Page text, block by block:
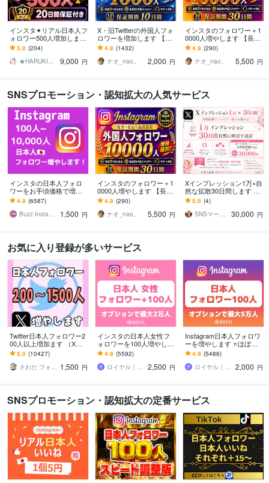
インスタ✦リアル日本人フ
ォロワー500人増加します
超特価！Instagram✦100
人から対応可◎｜振分可
能
5.0 (204)
★HARUKI★SNS集客サポート
9,000 円
X・旧Twitterの外国人フォ
ロワーを増加します 【コ
コナラNo.1長期保証付
き！】Xフォロワー1000増
加！
4.8 (1432)
ナオ_nao。
2,000 円
インスタのフォロワー＋1
0000人増やします 【長期
保証】Instagram1万人増
加！選べるおまけ付き！
4.9 (290)
ナオ_nao。
5,500 円
SNSプロモーション・認知拡大の人気サービス
インスタの日本人フォロ
ワーをお手頃価格で増や
します インスタ日本人フ
ォロワー100人～【高品質
✨お手頃価格❗】
4.9 (6587)
Buzz Insta【SNSマーケ】
1,500 円
インスタのフォロワー＋1
0000人増やします 【長期
保証】Instagram1万人増
加！選べるおまけ付き！
4.9 (290)
ナオ_nao。
5,500 円
Xインプレッション1万×自
然な拡散30日間します ポ
スト分割対応♡フォロワ
ー流入も狙える拡散設計⭐︎
5.0 (4)
SNSマーケティング沙織
30,000 円
お気に入り登録が多いサービス
Twitter日本人フォロワー2
00人以上増加ます （X）
日本人のアクティブ フォ
ロワーを増やします。
5.0 (10427)
さわだ フォロワー31万人 1,500 円
インスタの日本人女性フ
ォロワーを100人増やしま
す ⭐️12月最新版・最大2万
人・Instagram⭐️
4.9 (5592)
ロイヤル｜SNSフォロワーサポート
2,500 円
Instagram日本人フォロワ
ーを増やします ⭐️ほぼ減
少なし・+100人～最大5万
人⭐️
4.9 (5486)
ロイヤル｜SNSフォロワーサポート
2,000 円
SNSプロモーション・認知拡大の定番サービス